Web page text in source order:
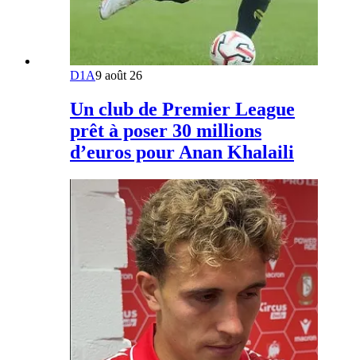
D1A9 août 26
Un club de Premier League
prêt à poser 30 millions
d’euros pour Anan Khalaili